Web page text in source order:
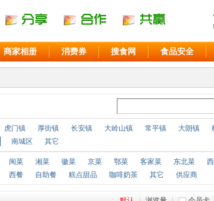
商家相册 消费券 搜食网 食品安全
虎门镇 厚街镇 长安镇 大岭山镇 常平镇 大朗镇
南城区 其它
闽菜 湘菜 徽菜 京菜 鄂菜 客家菜 东北菜
西餐 自助餐 糕点甜品 咖啡奶茶 其它 供应商